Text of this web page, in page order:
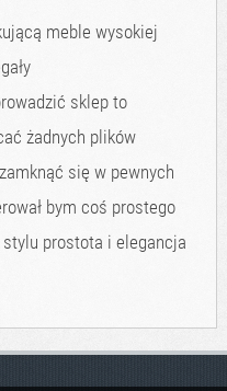
meble wysokiej
sklep to
żadnych plików
się w pewnych
bym coś prostego
prostota i elegancja